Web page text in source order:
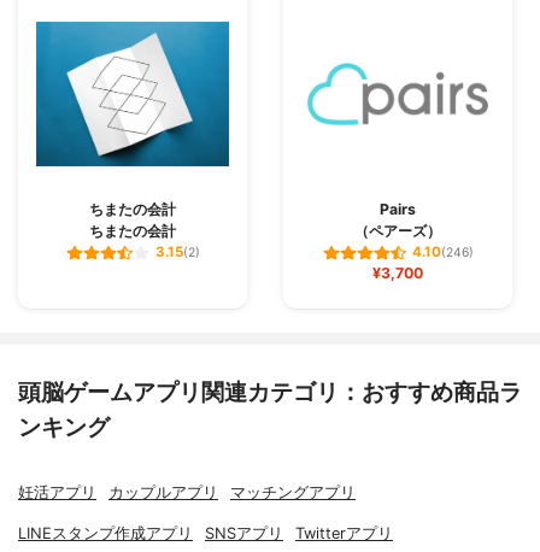
ちまたの会計
ちまたの会計
3.15(2)
Pairs
（ペアーズ）
4.10(246)
¥3,700
頭脳ゲームアプリ関連カテゴリ：おすすめ商品ラ
ンキング
妊活アプリ カップルアプリ マッチングアプリ
LINEスタンプ作成アプリ SNSアプリ Twitterアプリ